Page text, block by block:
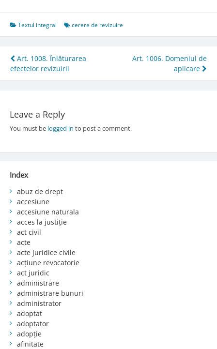
Textul integral cerere de revizuire
Post
navigation
Art. 1008. Înlăturarea
efectelor revizuirii
Art. 1006. Domeniul de
aplicare
Leave a Reply
You must be logged in to post a comment.
Index
abuz de drept
accesiune
accesiune naturala
acces la justiție
act civil
acte
acte juridice civile
acțiune revocatorie
act juridic
administrare
administrare bunuri
administrator
adoptat
adoptator
adopție
afinitate